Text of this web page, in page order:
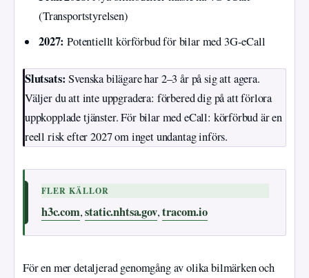
(Transportstyrelsen)
2027: Potentiellt körförbud för bilar med 3G-eCall
Slutsats: Svenska bilägare har 2–3 år på sig att agera.
Väljer du att inte uppgradera: förbered dig på att förlora
uppkopplade tjänster. För bilar med eCall: körförbud är en
reell risk efter 2027 om inget undantag införs.
FLER KÄLLOR
h3c.com,static.nhtsa.gov,tracom.io
För en mer detaljerad genomgång av olika bilmärken och